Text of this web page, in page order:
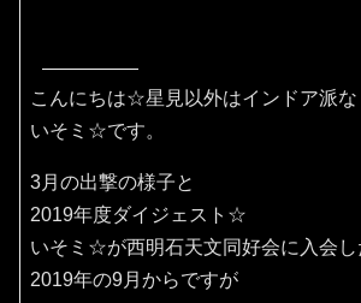
こんにちは☆星見以外はインドア派な
いそミ☆です。
3月の出撃の様子と
2019年度ダイジェスト☆
いそミ☆が西明石天文同好会に入会し
2019年の9月からですが